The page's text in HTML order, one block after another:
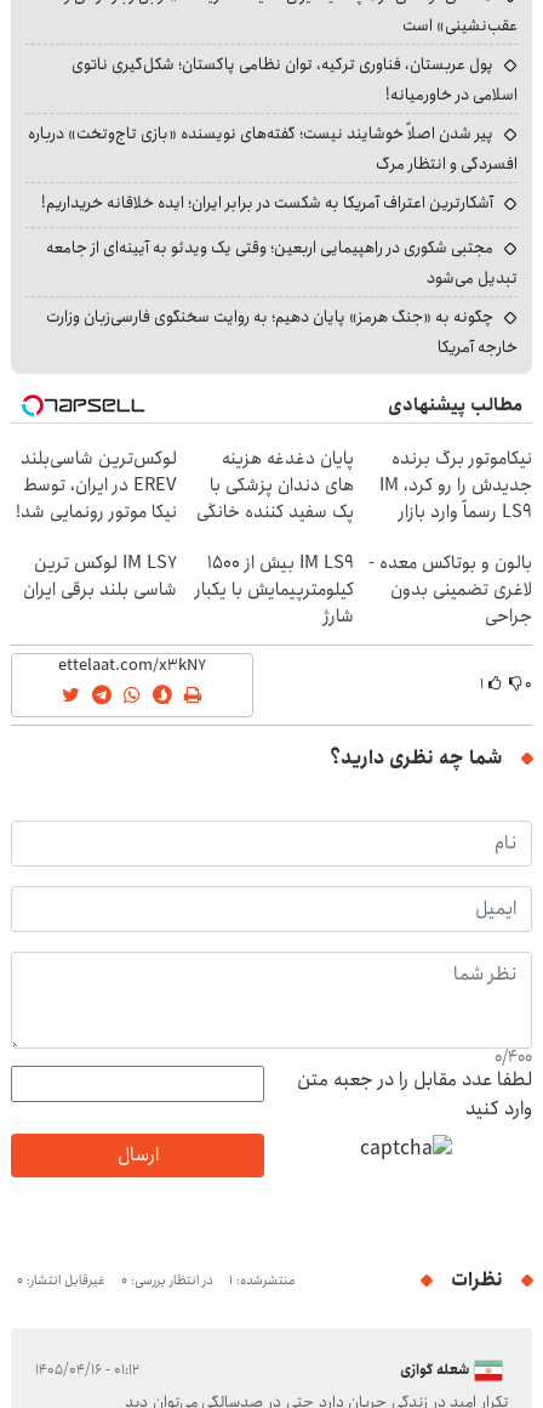
عقب‌نشینی» است
پول عربستان، فناوری ترکیه، توان نظامی پاکستان؛ شکل‌گیری ناتوی
اسلامی در خاورمیانه!
پیر شدن اصلاً خوشایند نیست؛ گفته‌های نویسنده «بازی تاج‌وتخت» درباره
افسردگی و انتظار مرگ
آشکارترین اعتراف آمریکا به شکست در برابر ایران؛ ایده خلاقانه خریداریم!
مجتبی شکوری در راهپیمایی اربعین؛ وقتی یک ویدئو به آیینه‌ای از جامعه
تبدیل می‌شود
چگونه به «جنگ هرمز» پایان دهیم؛ به روایت سخنگوی فارسی‌زبان وزارت
خارجه آمریکا
مطالب پیشنهادی
نیکاموتور برگ برنده
جدیدش را رو کرد، IM
LS9 رسماً وارد بازار
پایان دغدغه هزینه
های دندان پزشکی با
پک سفید کننده خانگی
لوکس‌ترین شاسی‌بلند
EREV در ایران، توسط
نیکا موتور رونمایی شد!
بالون و بوتاکس معده -
لاغری تضمینی بدون
جراحی
IM LS9 بیش از 1500
کیلومترپیمایش با یکبار
شارژ
IM LS7 لوکس ترین
شاسی بلند برقی ایران
۰ ۱
شما چه نظری دارید؟
0/400
لطفا عدد مقابل را در جعبه متن
وارد کنید
ارسال
نظرات منتشرشده: 1 در انتظار بررسی: 0 غیرقابل انتشار: 0
شعله گوازی ۰۱:۱۲ - ۱۴۰۵/۰۴/۱۶
تکرار امید در زندگی جریان دارد حتی در صدسالگی می‌توان دید